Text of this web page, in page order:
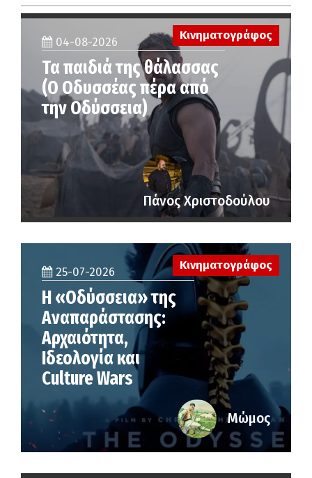
Κινηματογράφος
04-08-2026
Τα παιδιά της θάλασσας
(Ο Οδυσσέας πέρα από
την Οδύσσεια)
Πάνος Χριστοδούλου
25-07-2026
Η «Οδύσσεια» της
Αναπαράστασης:
Αρχαιότητα,
Ιδεολογία και
Culture Wars
Κινηματογράφος
Μώμος